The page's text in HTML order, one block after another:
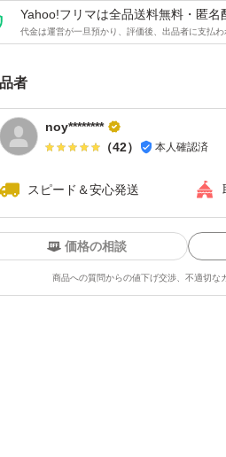
Yahoo!フリマは全品送料無料・匿名
代金は運営が一旦預かり、評価後、出品者に支払わ
者
noy********
（42） 本人確認済
スピード＆安心発送
付与しています
全なユーザーです
価格の相談
商品への質問からの値下げ交渉、不適切な